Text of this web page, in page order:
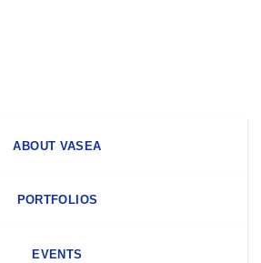
ABOUT VASEA
PORTFOLIOS
EVENTS